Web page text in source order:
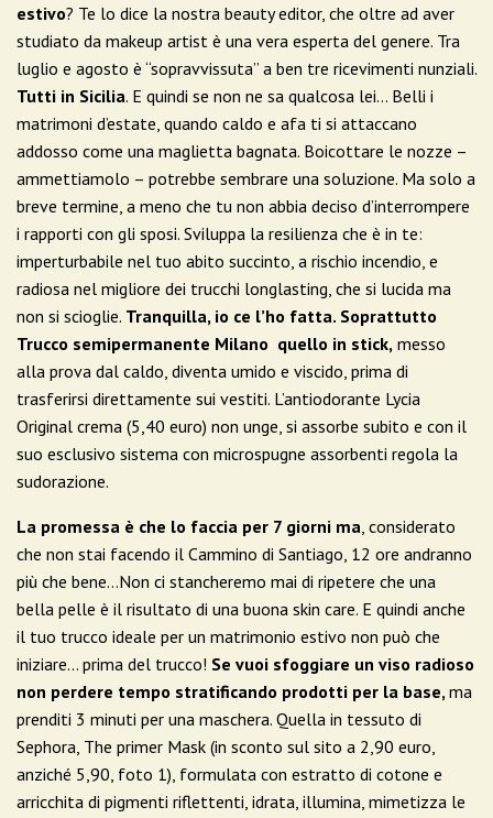
estivo? Te lo dice la nostra beauty editor, che oltre ad aver
studiato da makeup artist è una vera esperta del genere. Tra
luglio e agosto è “sopravvissuta” a ben tre ricevimenti nunziali.
Tutti in Sicilia. E quindi se non ne sa qualcosa lei… Belli i
matrimoni d’estate, quando caldo e afa ti si attaccano
addosso come una maglietta bagnata. Boicottare le nozze –
ammettiamolo – potrebbe sembrare una soluzione. Ma solo a
breve termine, a meno che tu non abbia deciso d’interrompere
i rapporti con gli sposi. Sviluppa la resilienza che è in te:
imperturbabile nel tuo abito succinto, a rischio incendio, e
radiosa nel migliore dei trucchi longlasting, che si lucida ma
non si scioglie. Tranquilla, io ce l’ho fatta. Soprattutto
Trucco semipermanente Milano quello in stick, messo
alla prova dal caldo, diventa umido e viscido, prima di
trasferirsi direttamente sui vestiti. L’antiodorante Lycia
Original crema (5,40 euro) non unge, si assorbe subito e con il
suo esclusivo sistema con microspugne assorbenti regola la
sudorazione.
La promessa è che lo faccia per 7 giorni ma , considerato
che non stai facendo il Cammino di Santiago, 12 ore andranno
più che bene…Non ci stancheremo mai di ripetere che una
bella pelle è il risultato di una buona skin care. E quindi anche
il tuo trucco ideale per un matrimonio estivo non può che
iniziare… prima del trucco! Se vuoi sfoggiare un viso radioso
non perdere tempo stratificando prodotti per la base, ma
prenditi 3 minuti per una maschera. Quella in tessuto di
Sephora, The primer Mask (in sconto sul sito a 2,90 euro,
anziché 5,90, foto 1), formulata con estratto di cotone e
arricchita di pigmenti riflettenti, idrata, illumina, mimetizza le